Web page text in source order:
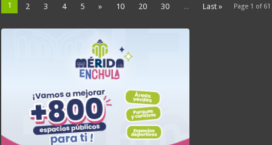
Page 1 of 61
1 2 3 4 5 » 10 20 30 ... Last »